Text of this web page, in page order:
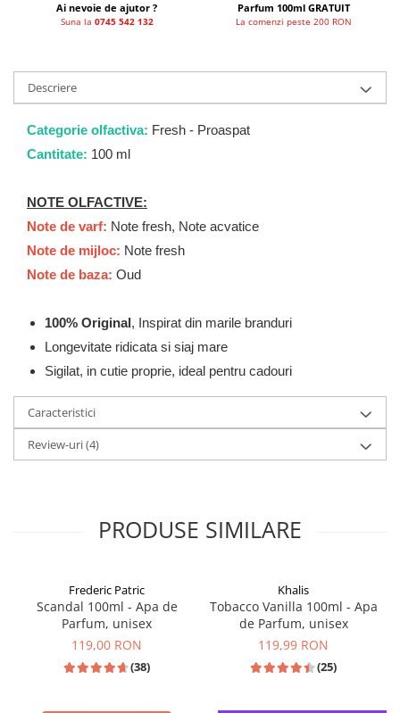
Maison Alhambra
Rave
Riiffs
Vurv
Zaien
Zirconia
Oferta Saptamanii
Parfumuri Clona Originale
Parfumuri clona / Dupes
Puncte Cadou
Recenzii clienti
Blog
Ai nevoie de ajutor ?
Suna la 0745 542 132
Parfum 100ml GRATUIT
La comenzi peste 200 RON
Descriere
Categorie olfactiva: Fresh - Proaspat
Cantitate: 100 ml
NOTE OLFACTIVE:
Note de varf: Note fresh, Note acvatice
Note de mijloc: Note fresh
Note de baza: Oud
100% Original, Inspirat din marile branduri
Longevitate ridicata si siaj mare
Sigilat, in cutie proprie, ideal pentru cadouri
Caracteristici
Review-uri(4)
PRODUSE SIMILARE
Frederic Patric
Scandal 100ml - Apa de
Parfum, unisex
119,00 RON
(38)
Khalis
Tobacco Vanilla 100ml - Apa
de Parfum, unisex
119,99 RON
(25)